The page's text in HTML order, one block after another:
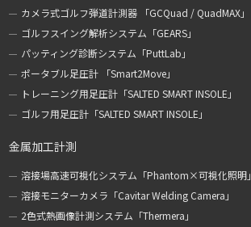
カメラ式ゴルフ弾道計測器 「GCQuad / QuadMAX」
ゴルフスイング解析システム「GEARS」
パッティング診断システム「PuttLab」
ポータブル足圧計 「Smart2Move」
トレーニング用足圧計「SALTED SMART INSOLE」
ゴルフ用足圧計「SALTED SMART INSOLE」
金属加工計測
溶接場高速可視化システム「Phantom×可視化照明」
溶接モニターカメラ「Cavitar Welding Camera」
2色式熱画像計測システム「Thermera」